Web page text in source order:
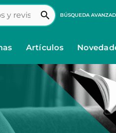
search BÚSQUEDA
Artículos